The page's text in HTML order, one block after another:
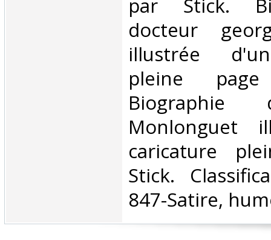
par Stick.
docteur
illustrée
pleine
Biographie
Monlonguet
caricature
Stick.
847-Satire,